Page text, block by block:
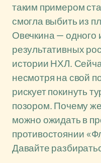
таким примером
смогла выбить из
Овечкина — одного
результативных
истории НХЛ.
несмотря на свой
рискует покинуть
позором. Почему
можно ожидать в
противостоянии
Давайте